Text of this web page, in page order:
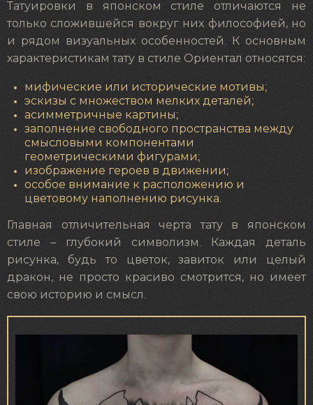
Татуировки в японском стиле отличаются не
только сложившейся вокруг них философией, но
и рядом визуальных особенностей. К основным
характеристикам тату в стиле Ориентал относятся:
мифические или исторические мотивы;
эскизы с множеством мелких деталей;
асимметричные картины;
заполнение свободного пространства между
смысловыми компонентами
геометрическими фигурами;
изображение героев в движении;
особое внимание к расположению и
цветовому наполнению рисунка.
Главная отличительная черта тату в японском
стиле – глубокий символизм. Каждая деталь
рисунка, будь то цветок, завиток или целый
дракон, не просто красиво смотрится, но имеет
свою историю и смысл.